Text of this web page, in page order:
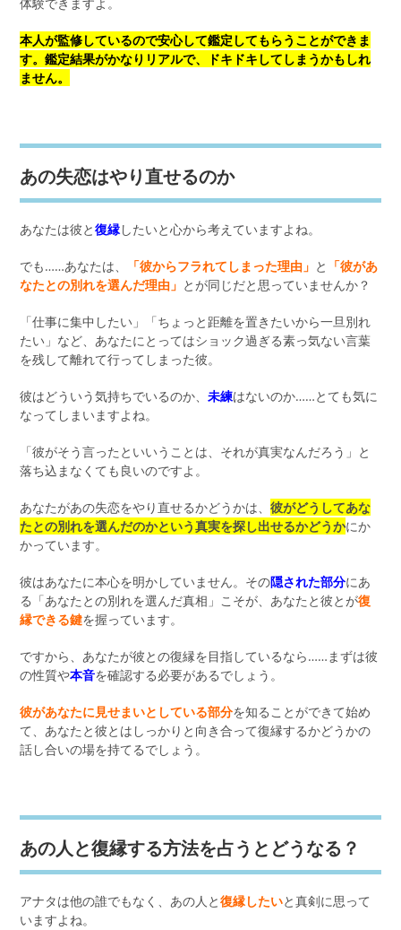
体験できますよ。
本人が監修しているので安心して鑑定してもらうことができま
す。鑑定結果がかなりリアルで、ドキドキしてしまうかもしれ
ません。
あの失恋はやり直せるのか
あなたは彼と復縁したいと心から考えていますよね。
でも……あなたは、 「彼からフラれてしまった理由」 と 「彼があ
なたとの別れを選んだ理由」 とが同じだと思っていませんか？
「仕事に集中したい」「ちょっと距離を置きたいから一旦別れ
たい」など、あなたにとってはショック過ぎる素っ気ない言葉
を残して離れて行ってしまった彼。
彼はどういう気持ちでいるのか、未練はないのか……とても気に
なってしまいますよね。
「彼がそう言ったといいうことは、それが真実なんだろう」と
落ち込まなくても良いのですよ。
あなたがあの失恋をやり直せるかどうかは、彼がどうしてあな
たとの別れを選んだのかという真実を探し出せるかどうかにか
かっています。
彼はあなたに本心を明かしていません。その隠された部分にあ
る「あなたとの別れを選んだ真相」こそが、あなたと彼とが復
縁できる鍵を握っています。
ですから、あなたが彼との復縁を目指しているなら……まずは彼
の性質や本音を確認する必要があるでしょう。
彼があなたに見せまいとしている部分を知ることができて始め
て、あなたと彼とはしっかりと向き合って復縁するかどうかの
話し合いの場を持てるでしょう。
あの人と復縁する方法を占うとどうなる？
アナタは他の誰でもなく、あの人と復縁したいと真剣に思って
いますよね。